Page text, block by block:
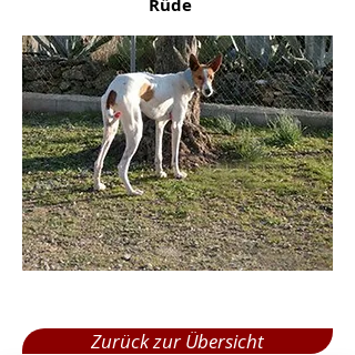
Rüde
Zurück zur Übersicht